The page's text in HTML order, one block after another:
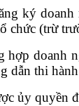
ký
chức (trừ
doanh
dẫn thi
ủy quyền